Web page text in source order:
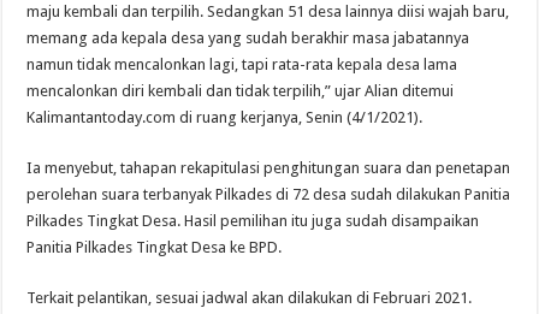
maju kembali dan terpilih. Sedangkan 51 desa lainnya diisi wajah baru,
memang ada kepala desa yang sudah berakhir masa jabatannya
namun tidak mencalonkan lagi, tapi rata-rata kepala desa lama
mencalonkan diri kembali dan tidak terpilih,” ujar Alian ditemui
Kalimantantoday.com di ruang kerjanya, Senin (4/1/2021).
Ia menyebut, tahapan rekapitulasi penghitungan suara dan penetapan
perolehan suara terbanyak Pilkades di 72 desa sudah dilakukan Panitia
Pilkades Tingkat Desa. Hasil pemilihan itu juga sudah disampaikan
Panitia Pilkades Tingkat Desa ke BPD.
Terkait pelantikan, sesuai jadwal akan dilakukan di Februari 2021.